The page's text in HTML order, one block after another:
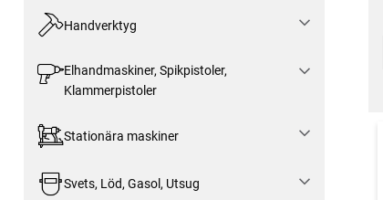
Handverktyg
Elhandmaskiner, Spikpistoler,
Klammerpistoler
Stationära maskiner
Svets, Löd, Gasol, Utsug